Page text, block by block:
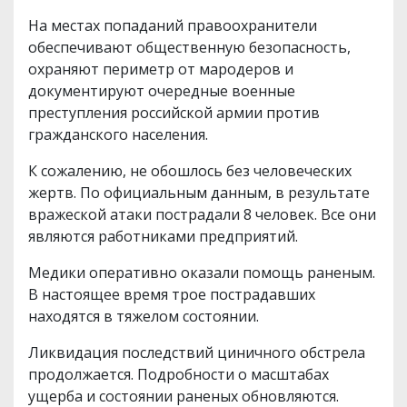
На местах попаданий правоохранители
обеспечивают общественную безопасность,
охраняют периметр от мародеров и
документируют очередные военные
преступления российской армии против
гражданского населения.
К сожалению, не обошлось без человеческих
жертв. По официальным данным, в результате
вражеской атаки пострадали 8 человек. Все они
являются работниками предприятий.
Медики оперативно оказали помощь раненым.
В настоящее время трое пострадавших
находятся в тяжелом состоянии.
Ликвидация последствий циничного обстрела
продолжается. Подробности о масштабах
ущерба и состоянии раненых обновляются.